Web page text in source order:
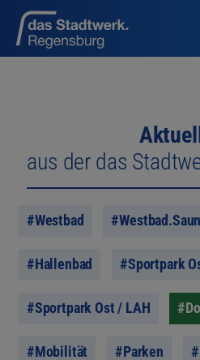
aus der das
#Westbad
#Hallenbad #Sportpark
#Sportpark Ost / LAH
#Mobilität #Parken